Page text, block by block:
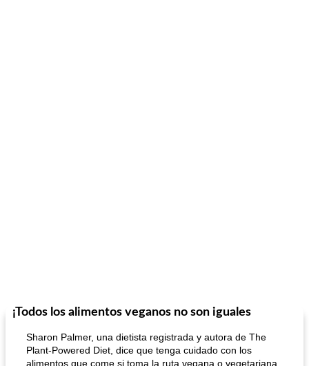
¡Todos los alimentos veganos no son iguales
Sharon Palmer, una dietista registrada y autora de The
Plant-Powered Diet, dice que tenga cuidado con los
alimentos que come si toma la ruta vegana o vegetariana.